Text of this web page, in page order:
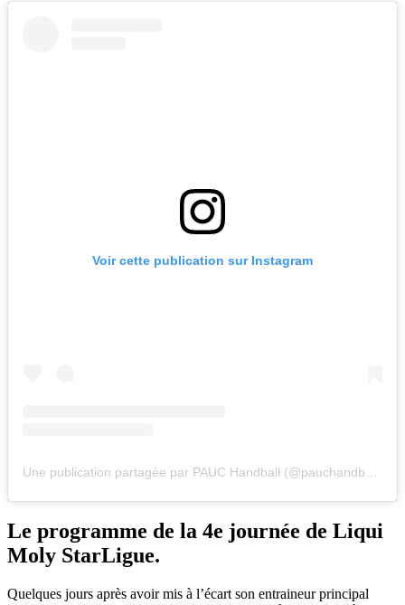
Voir cette publication sur Instagram
Le programme de la 4e journée de Liqui
Moly StarLigue.
Quelques jours après avoir mis à l’écart son entraineur principal